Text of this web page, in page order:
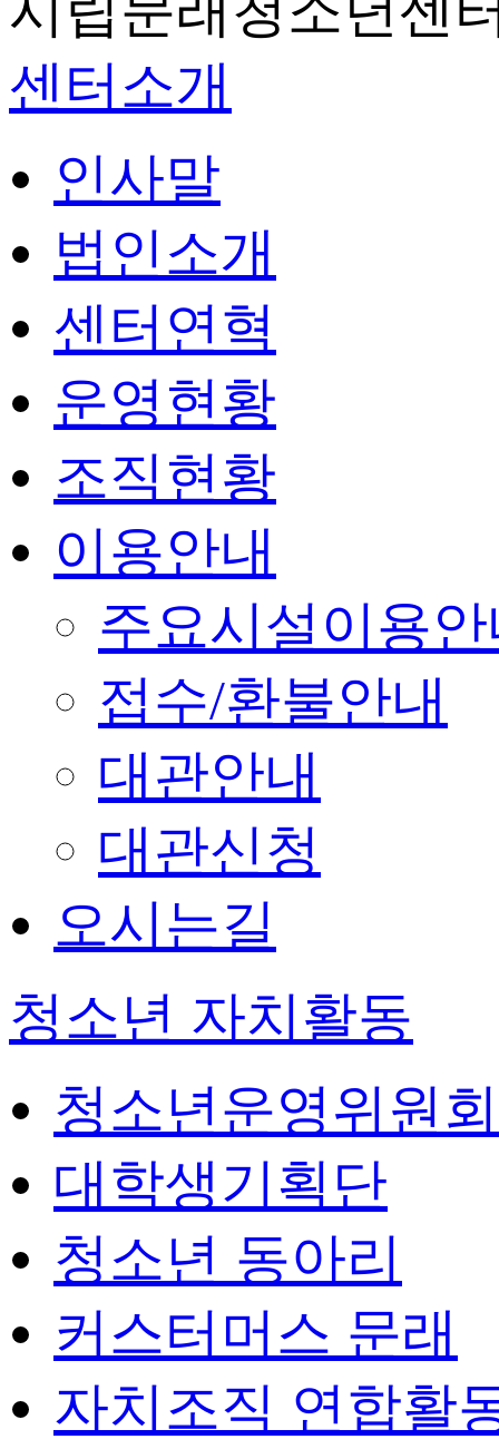
센터소개
인사말
법인소개
센터연혁
운영현황
조직현황
이용안내
주요시설이용
접수/환불안내
대관안내
대관신청
오시는길
청소년 자치활동
청소년운영위원회
대학생기획단
청소년 동아리
커스터머스 문래
자치조직 연합활